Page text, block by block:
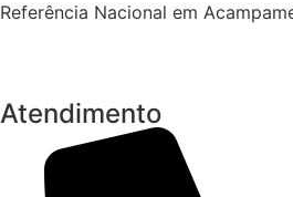
Referência Nacional em
Atendimento